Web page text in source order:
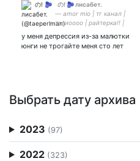
‎ ‎ の! 🫐 лисабет.
— amor mio | тг канал |
тэлиоооо | райтерка!! |
у меня депрессия из-за малютки
юнги не трогайте меня сто лет
Выбрать дату архива
2023 (97)
2022 (323)